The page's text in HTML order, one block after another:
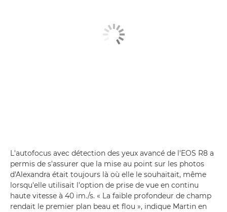
L'autofocus avec détection des yeux avancé de l'EOS R8 a
permis de s'assurer que la mise au point sur les photos
d'Alexandra était toujours là où elle le souhaitait, même
lorsqu'elle utilisait l'option de prise de vue en continu
haute vitesse à 40 im./s. « La faible profondeur de champ
rendait le premier plan beau et flou », indique Martin en